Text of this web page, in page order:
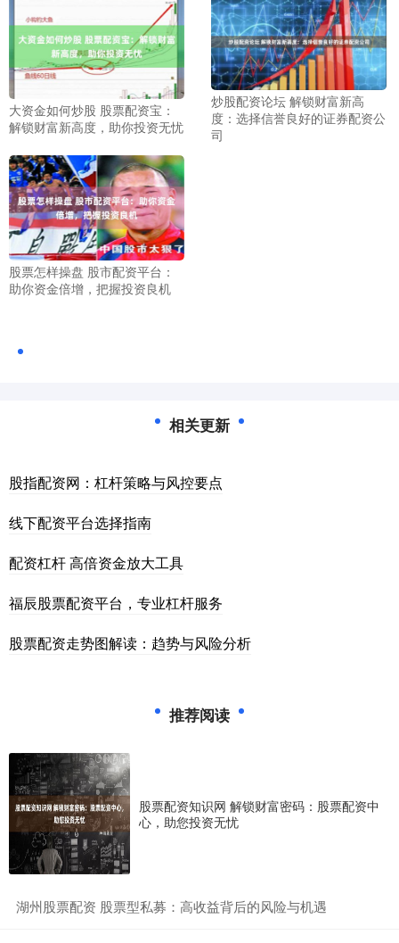
大资金如何炒股 股票配资宝：
解锁财富新高度，助你投资无忧
炒股配资论坛 解锁财富新高
度：选择信誉良好的证券配资公
司
股票怎样操盘 股市配资平台：
助你资金倍增，把握投资良机
相关更新
股指配资网：杠杆策略与风控要点
线下配资平台选择指南
配资杠杆 高倍资金放大工具
福辰股票配资平台，专业杠杆服务
股票配资走势图解读：趋势与风险分析
推荐阅读
股票配资知识网 解锁财富密码：股票配资中
心，助您投资无忧
​湖州股票配资 股票型私募：高收益背后的风险与机遇